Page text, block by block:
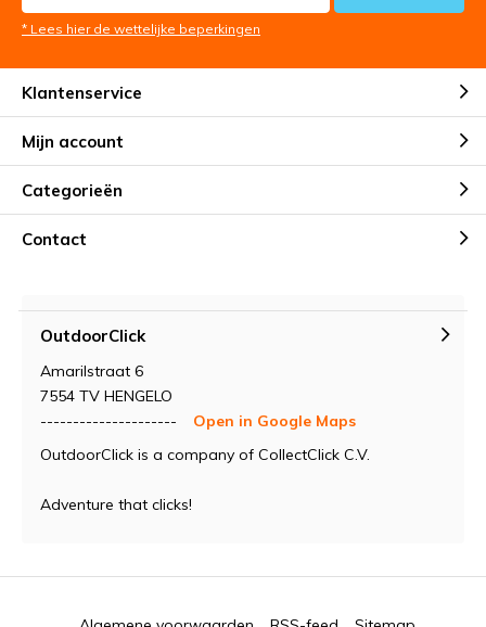
* Lees hier de wettelijke beperkingen
Klantenservice
Mijn account
Categorieën
Contact
OutdoorClick
Amarilstraat 6
7554 TV HENGELO
---------------------
Open in Google Maps
OutdoorClick is a company of CollectClick C.V.
Adventure that clicks!